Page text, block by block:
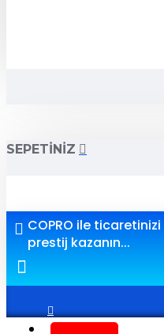
SEPETINIZ
COPRO ile ticaretinizi
prestij kazanın...
Giriş yap